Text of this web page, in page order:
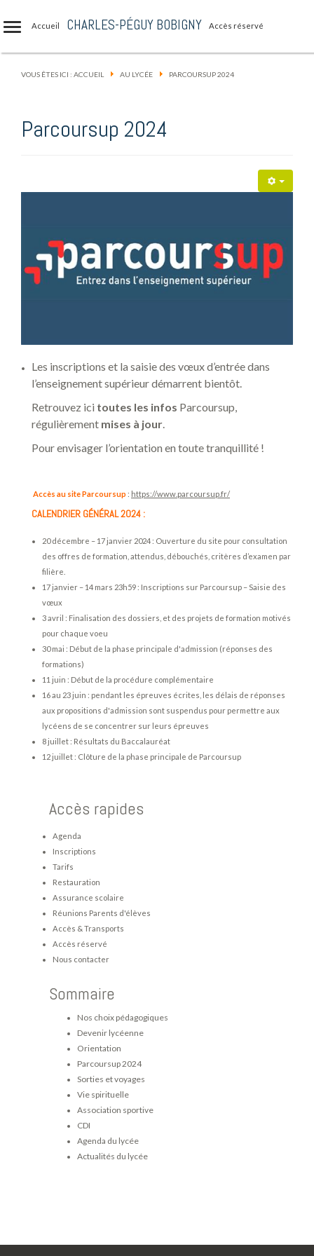
Accueil CHARLES-PÉGUY BOBIGNY Accès réservé
VOUS ÊTES ICI : ACCUEIL AU LYCÉE PARCOURSUP 2024
Parcoursup 2024
Les inscriptions et la saisie des vœux d’entrée dans
l’enseignement supérieur démarrent bientôt.
Retrouvez ici toutes les infos Parcoursup,
régulièrement mises à jour
Pour envisager l’orientation en toute tranquillité !
Accès au site Parcoursup : https://www.parcoursup.fr/
CALENDRIER GÉNÉRAL 2024 :
20 décembre – 17 janvier 2024 : Ouverture du site pour consultation
des offres de formation, attendus, débouchés, critères d’examen par
filière.
17 janvier – 14 mars 23h59 : Inscriptions sur Parcoursup – Saisie des
vœux
3 avril : Finalisation des dossiers, et des projets de formation motivés
pour chaque voeu
30 mai : Début de la phase principale d'admission (réponses des
formations)
11 juin : Début de la procédure complémentaire
16 au 23 juin : pendant les épreuves écrites, les délais de réponses
aux propositions d'admission sont suspendus pour permettre aux
lycéens de se concentrer sur leurs épreuves
8 juillet : Résultats du Baccalauréat
12 juillet : Clôture de la phase principale de Parcoursup
Accès rapides
Agenda
Inscriptions
Tarifs
Restauration
Assurance scolaire
Réunions Parents d'élèves
Accès & Transports
Accès réservé
Nous contacter
Sommaire
Nos choix pédagogiques
Devenir lycéenne
Orientation
Parcoursup 2024
Sorties et voyages
Vie spirituelle
Association sportive
CDI
Agenda du lycée
Actualités du lycée